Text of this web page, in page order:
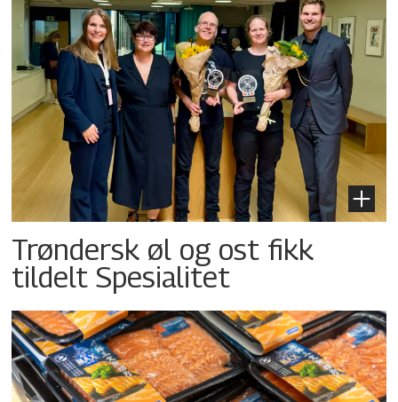
Trøndersk øl og ost fikk
tildelt Spesialitet